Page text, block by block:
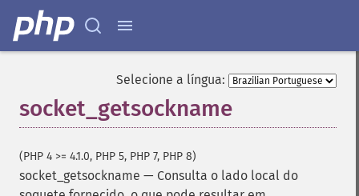
Selecione a língua:
socket_getsockname
(PHP 4 >= 4.1.0, PHP 5, PHP 7, PHP 8)
socket_getsockname — Consulta o lado local do